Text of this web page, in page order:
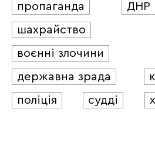
пропаганда
ДНР
шахрайство
воєнні злочини
державна зрада
поліція
судді